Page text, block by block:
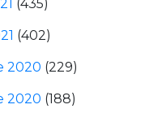
(435)
(402)
2020 (229)
2020 (188)